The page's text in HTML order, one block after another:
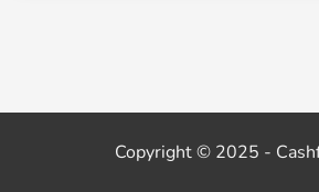
Copyright © 2025 -